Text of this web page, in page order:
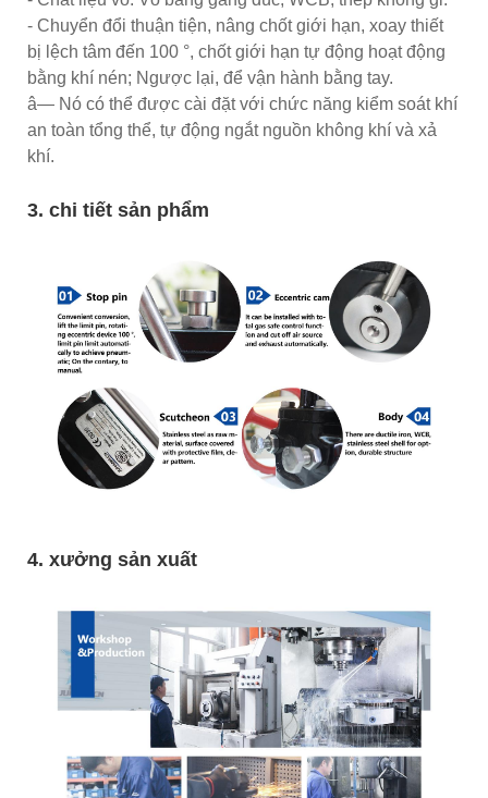
- Chuyển đổi thuận tiện, nâng chốt giới hạn, xoay thiết
bị lệch tâm đến 100 °, chốt giới hạn tự động hoạt động
bằng khí nén; Ngược lại, để vận hành bằng tay.
â— Nó có thể được cài đặt với chức năng kiểm soát khí
an toàn tổng thể, tự động ngắt nguồn không khí và xả
khí.
3. chi tiết sản phẩm
4. xưởng sản xuất